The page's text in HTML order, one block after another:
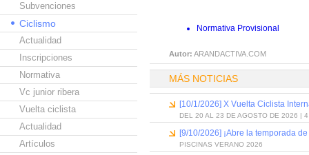
Subvenciones
Ciclismo
Actualidad
Inscripciones
Normativa
Vc junior ribera
Vuelta ciclista
Actualidad
Artículos
Normativa Provisional
Autor: ARANDACTIVA.COM
MÁS NOTICIAS
[10/1/2026] X Vuelta Ciclista
DEL 20 AL 23 DE AGOSTO DE 2026 | 4
[9/10/2026] ¡Abre la temporada
PISCINAS VERANO 2026